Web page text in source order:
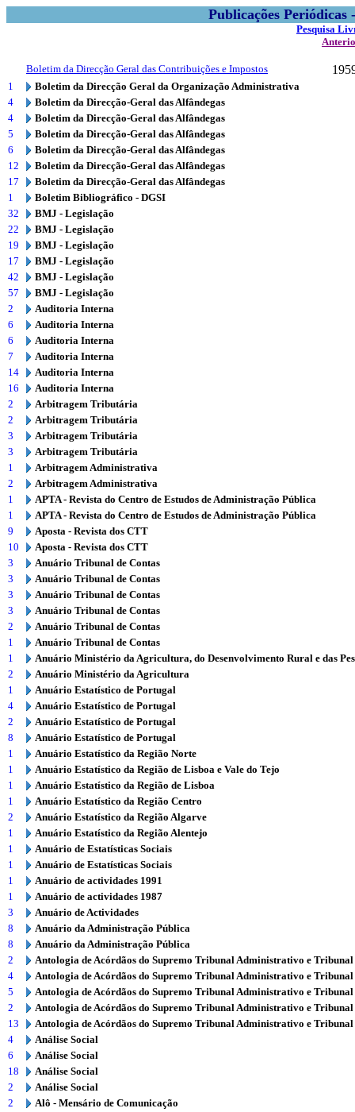
Publicações
Pesquisa
Boletim da Direcção Geral das Contribuições e Impostos
1
Boletim da Direcção Geral da Organização Administrativa
4
Boletim da Direcção-Geral das Alfândegas
4
Boletim da Direcção-Geral das Alfândegas
5
Boletim da Direcção-Geral das Alfândegas
6
Boletim da Direcção-Geral das Alfândegas
12
Boletim da Direcção-Geral das Alfândegas
17
Boletim da Direcção-Geral das Alfândegas
1
Boletim Bibliográfico - DGSI
32
BMJ - Legislação
22
BMJ - Legislação
19
BMJ - Legislação
17
BMJ - Legislação
42
BMJ - Legislação
57
BMJ - Legislação
2
Auditoria Interna
6
Auditoria Interna
6
Auditoria Interna
7
Auditoria Interna
14
Auditoria Interna
16
Auditoria Interna
2
Arbitragem Tributária
2
Arbitragem Tributária
3
Arbitragem Tributária
3
Arbitragem Tributária
1
Arbitragem Administrativa
2
Arbitragem Administrativa
1
APTA - Revista do Centro de Estudos de Administração Pública
1
APTA - Revista do Centro de Estudos de Administração Pública
9
Aposta - Revista dos CTT
10
Aposta - Revista dos CTT
3
Anuário Tribunal de Contas
3
Anuário Tribunal de Contas
3
Anuário Tribunal de Contas
3
Anuário Tribunal de Contas
2
Anuário Tribunal de Contas
1
Anuário Tribunal de Contas
1
Anuário Ministério da Agricultura, do Desenvolvimento Rural e das
2
Anuário Ministério da Agricultura
1
Anuário Estatístico de Portugal
4
Anuário Estatístico de Portugal
2
Anuário Estatístico de Portugal
8
Anuário Estatístico de Portugal
1
Anuário Estatístico da Região Norte
1
Anuário Estatístico da Região de Lisboa e Vale do Tejo
1
Anuário Estatístico da Região de Lisboa
1
Anuário Estatístico da Região Centro
2
Anuário Estatístico da Região Algarve
1
Anuário Estatístico da Região Alentejo
1
Anuário de Estatísticas Sociais
1
Anuário de Estatísticas Sociais
1
Anuário de actividades 1991
1
Anuário de actividades 1987
3
Anuário de Actividades
8
Anuário da Administração Pública
8
Anuário da Administração Pública
2
Antologia de Acórdãos do Supremo Tribunal Administrativo e
4
Antologia de Acórdãos do Supremo Tribunal Administrativo e
5
Antologia de Acórdãos do Supremo Tribunal Administrativo e
2
Antologia de Acórdãos do Supremo Tribunal Administrativo e
13
Antologia de Acórdãos do Supremo Tribunal Administrativo e
4
Análise Social
6
Análise Social
18
Análise Social
2
Análise Social
2
Alô - Mensário de Comunicação